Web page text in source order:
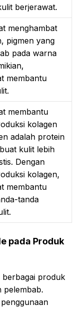
berjerawat.
menghambat
pigmen yang
pada warna
membantu
membantu
kolagen
adalah protein
kulit lebih
Dengan
kolagen,
membantu
tanda
pada Produk
berbagai produk
pelembab.